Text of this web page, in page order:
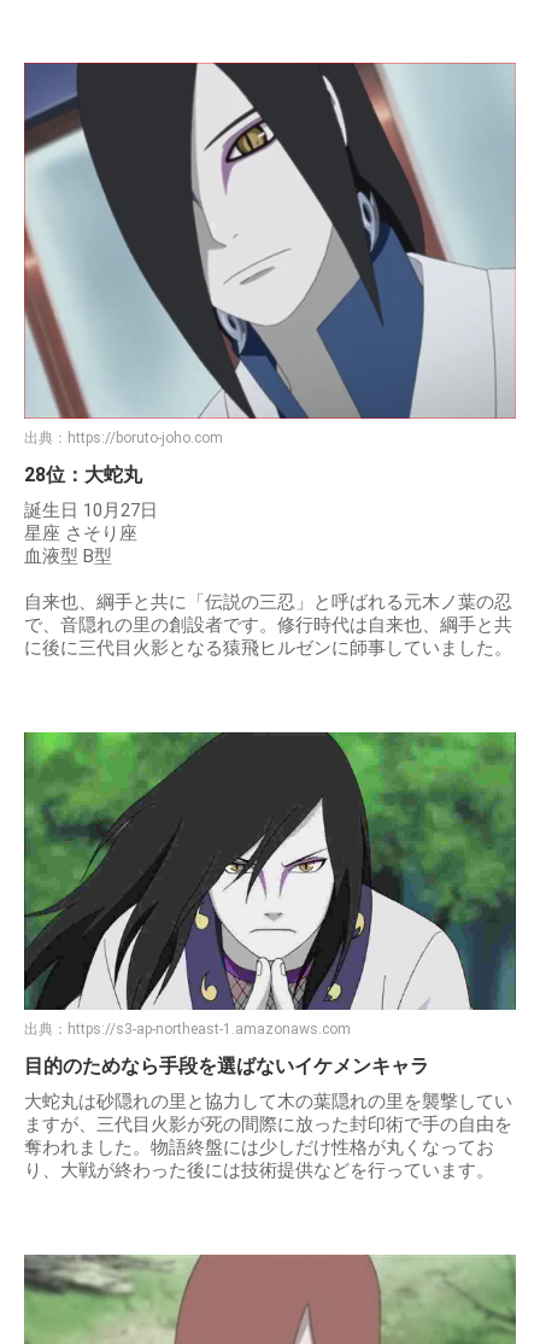
出典： https://boruto-joho.com
28位：大蛇丸
誕生日 10月27日
星座 さそり座
血液型 B型
自来也、綱手と共に「伝説の三忍」と呼ばれる元木ノ葉の忍
で、音隠れの里の創設者です。修行時代は自来也、綱手と共
に後に三代目火影となる猿飛ヒルゼンに師事していました。
出典： https://s3-ap-northeast-1.amazonaws.com
目的のためなら手段を選ばないイケメンキャラ
大蛇丸は砂隠れの里と協力して木の葉隠れの里を襲撃してい
ますが、三代目火影が死の間際に放った封印術で手の自由を
奪われました。物語終盤には少しだけ性格が丸くなってお
り、大戦が終わった後には技術提供などを行っています。